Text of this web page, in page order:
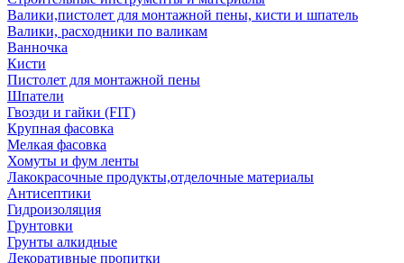
Валики,пистолет для монтажной пены, кисти и шпатель
Валики, расходники по валикам
Ванночка
Кисти
Пистолет для монтажной пены
Шпатели
Гвозди и гайки (FIT)
Крупная фасовка
Мелкая фасовка
Хомуты и фум ленты
Лакокрасочные продукты,отделочные материалы
Антисептики
Гидроизоляция
Грунтовки
Грунты алкидные
Декоративные пропитки